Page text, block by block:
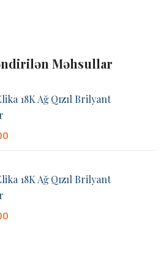
Məhsullar
18K Ağ Qızıl Brilyant
18K Ağ Qızıl Brilyant